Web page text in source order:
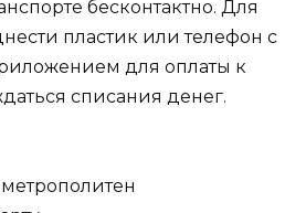
бесконтактно. Для
пластик или телефон с
для оплаты к
списания денег.